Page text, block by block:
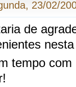
23/02/
de
tempo